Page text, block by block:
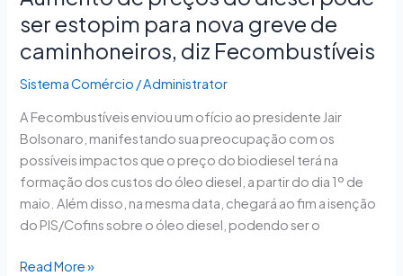
ser estopim para nova greve de
caminhoneiros, diz Fecombustíveis
Sistema Comércio /Administrator
A Fecombustíveis enviou um ofício ao presidente Jair
Bolsonaro, manifestando sua preocupação com os
possíveis impactos que o preço do biodiesel terá na
formação dos custos do óleo diesel, a partir do dia 1º de
maio. Além disso, na mesma data, chegará ao fim a isenção
do PIS/Cofins sobre o óleo diesel, podendo ser o
de
caminhoneiros,
diz
Read More »